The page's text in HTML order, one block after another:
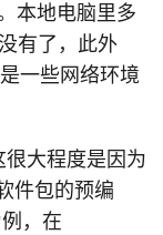
本地电脑里多
有了，此外
一些网络环境
大程度是因为
件包的预编
，在